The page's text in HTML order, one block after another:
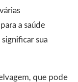
a saúde
sua
que pode